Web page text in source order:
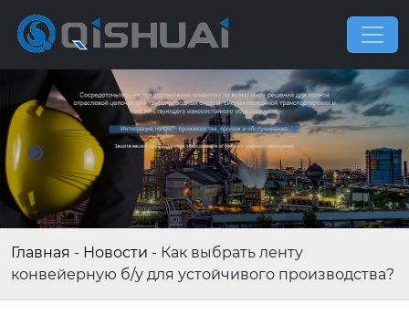
Главная - Новости - Как выбрать ленту
конвейерную б/у для устойчивого производства?